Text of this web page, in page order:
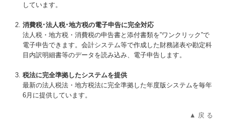
しています。
消費税･法人税･地方税の電子申告に完全対応
法人税・地方税・消費税の申告書と添付書類を”ワンクリック”で
電子申告できます。会計システム等で作成した財務諸表や勘定科
目内訳明細書等のデータを読み込み、電子申告します。
税法に完全準拠したシステムを提供
最新の法人税法・地方税法に完全準拠した年度版システムを毎年
6月に提供しています。
▲ 戻 る